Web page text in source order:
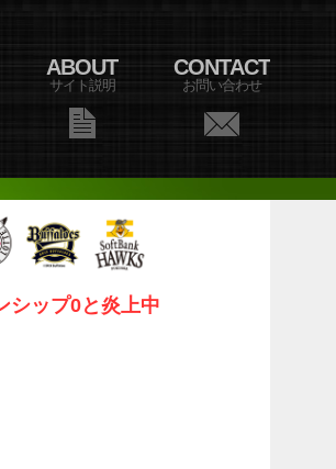
ABOUT
サイト説明
CONTACT
お問い合わせ
シップ0と炎上中